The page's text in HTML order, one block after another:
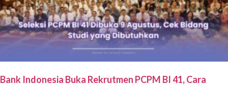
Bank Indonesia Buka Rekrutmen PCPM BI 41, Cara